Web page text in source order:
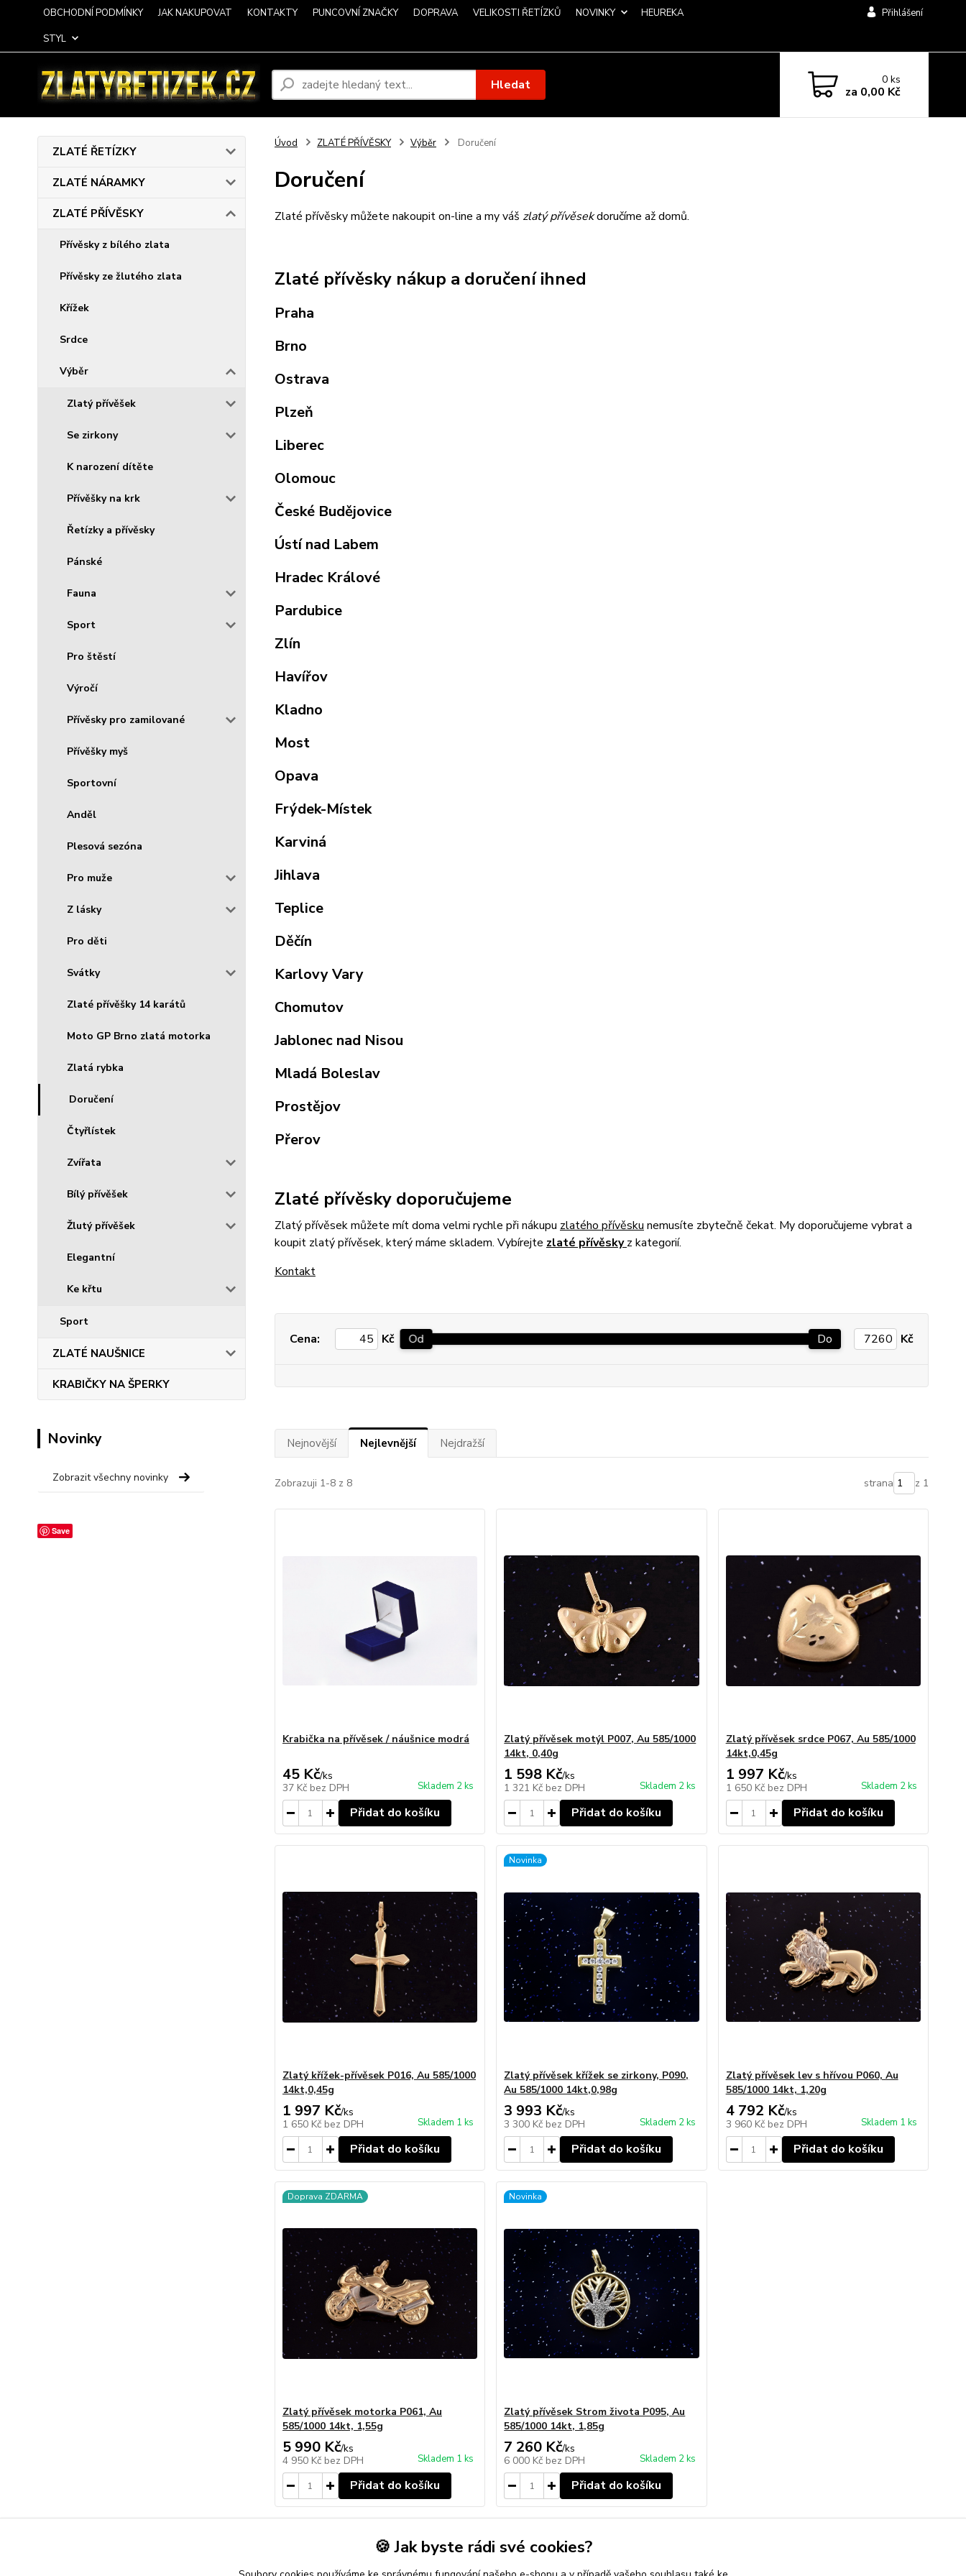
OBCHODNÍ PODMÍNKY JAK NAKUPOVAT KONTAKTY PUNCOVNÍ ZNAČKY DOPRAVA VELIKOSTI ŘETÍZKŮ NOVINKY
HEUREKA
STYL
Přihlášení
Hledat 0ks
za 0,00 Kč
ZLATÉ ŘETÍZKY
ZLATÉ NÁRAMKY
ZLATÉ PŘÍVĚSKY
Přívěsky z bílého zlata
Přívěsky ze žlutého zlata
Křížek
Srdce
Výběr
Zlatý přívěšek
Se zirkony
K narození dítěte
Přívěšky na krk
Řetízky a přívěsky
Pánské
Fauna
Sport
Pro štěstí
Výročí
Přívěsky pro zamilované
Přívěšky myš
Sportovní
Anděl
Plesová sezóna
Pro muže
Z lásky
Pro děti
Svátky
Zlaté přívěšky 14 karátů
Moto GP Brno zlatá motorka
Zlatá rybka
Doručení
Čtyřlístek
Zvířata
Bílý přívěšek
Žlutý přívěšek
Elegantní
Ke křtu
Sport
ZLATÉ NAUŠNICE
KRABIČKY NA ŠPERKY
Novinky
Zobrazit všechny novinky
Save
Úvod ZLATÉ PŘÍVĚSKY Výběr Doručení
Doručení
Zlaté přívěsky můžete nakoupit on-line a my váš zlatý přívěsekdoručíme až domů.
Zlaté přívěsky nákup a doručení ihned
Praha
Brno
Ostrava
Plzeň
Liberec
Olomouc
České Budějovice
Ústí nad Labem
Hradec Králové
Pardubice
Zlín
Havířov
Kladno
Most
Opava
Frýdek-Místek
Karviná
Jihlava
Teplice
Děčín
Karlovy Vary
Chomutov
Jablonec nad Nisou
Mladá Boleslav
Prostějov
Přerov
Zlaté přívěsky doporučujeme
Zlatý přívěsek můžete mít doma velmi rychle při nákupu zlatého přívěsku nemusíte zbytečně čekat. My doporučujeme vybrat a
koupit zlatý přívěsek, který máme skladem. Vybírejte zlaté přívěskyz kategorií.
Kontakt
Cena: Kč Od Do Kč
Nejnovější Nejlevnější Nejdražší
Zobrazuji 1-8 z 8 strana z 1
Krabička na přívěsek / náušnice modrá
45 Kč/ks
37 Kč bez DPH Skladem 2 ks
Přidat do košíku
Zlatý přívěsek motýl P007, Au 585/1000
14kt, 0,40g
1 598 Kč/ks
1 321 Kč bez DPH Skladem 2 ks
Přidat do košíku
Zlatý přívěsek srdce P067, Au 585/1000
14kt,0,45g
1 997 Kč/ks
1 650 Kč bez DPH Skladem 2 ks
Přidat do košíku
Zlatý křížek-přívěsek P016, Au 585/1000
14kt,0,45g
1 997 Kč/ks
1 650 Kč bez DPH Skladem 1 ks
Přidat do košíku
Novinka
Zlatý přívěsek křížek se zirkony, P090,
Au 585/1000 14kt,0,98g
3 993 Kč/ks
3 300 Kč bez DPH Skladem 2 ks
Přidat do košíku
Zlatý přívěsek lev s hřívou P060, Au
585/1000 14kt, 1,20g
4 792 Kč/ks
3 960 Kč bez DPH Skladem 1 ks
Přidat do košíku
Doprava ZDARMA
Zlatý přívěsek motorka P061, Au
585/1000 14kt, 1,55g
5 990 Kč/ks
4 950 Kč bez DPH Skladem 1 ks
Přidat do košíku
Novinka
Zlatý přívěsek Strom života P095, Au
585/1000 14kt, 1,85g
7 260 Kč/ks
6 000 Kč bez DPH Skladem 2 ks
Přidat do košíku
🍪 Jak byste rádi své cookies?